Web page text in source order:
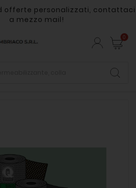
offerte personalizzati, contattaci
a mezzo mail!
0